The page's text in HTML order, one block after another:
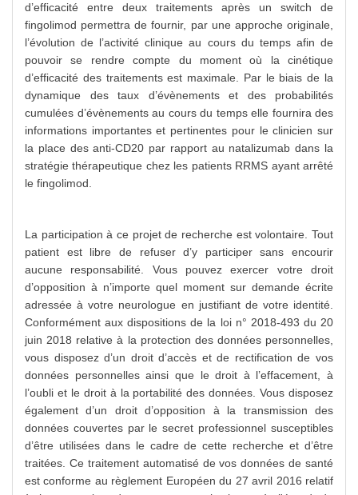
d’efficacité entre deux traitements après un switch de
fingolimod permettra de fournir, par une approche originale,
l’évolution de l’activité clinique au cours du temps afin de
pouvoir se rendre compte du moment où la cinétique
d’efficacité des traitements est maximale. Par le biais de la
dynamique des taux d’évènements et des probabilités
cumulées d’évènements au cours du temps elle fournira des
informations importantes et pertinentes pour le clinicien sur
la place des anti-CD20 par rapport au natalizumab dans la
stratégie thérapeutique chez les patients RRMS ayant arrêté
le fingolimod.
La participation à ce projet de recherche est volontaire. Tout
patient est libre de refuser d’y participer sans encourir
aucune responsabilité. Vous pouvez exercer votre droit
d’opposition à n’importe quel moment sur demande écrite
adressée à votre neurologue en justifiant de votre identité.
Conformément aux dispositions de la loi n° 2018-493 du 20
juin 2018 relative à la protection des données personnelles,
vous disposez d’un droit d’accès et de rectification de vos
données personnelles ainsi que le droit à l’effacement, à
l’oubli et le droit à la portabilité des données. Vous disposez
également d’un droit d’opposition à la transmission des
données couvertes par le secret professionnel susceptibles
d’être utilisées dans le cadre de cette recherche et d’être
traitées. Ce traitement automatisé de vos données de santé
est conforme au règlement Européen du 27 avril 2016 relatif